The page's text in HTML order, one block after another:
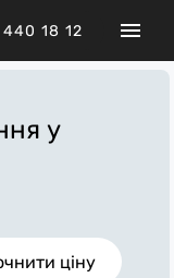
18 12
у
ціну